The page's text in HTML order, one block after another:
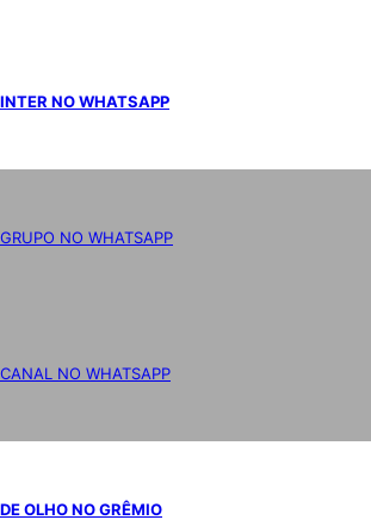
INTER NO WHATSAPP
GRUPO NO WHATSAPP
CANAL NO WHATSAPP
DE OLHO NO GRÊMIO